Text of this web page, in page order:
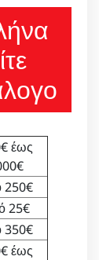
έως
250€
25€
350€
έως